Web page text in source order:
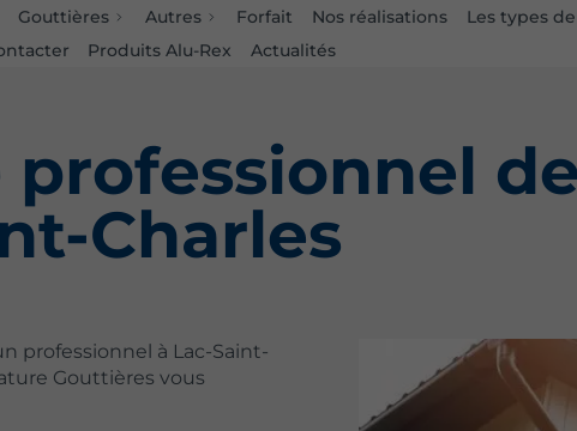
Gouttières Autres Forfait Nos réalisations Les types
Produits Alu-Rex Actualités
professionnel
Charles
professionnel à Lac-Saint-
Gouttières vous